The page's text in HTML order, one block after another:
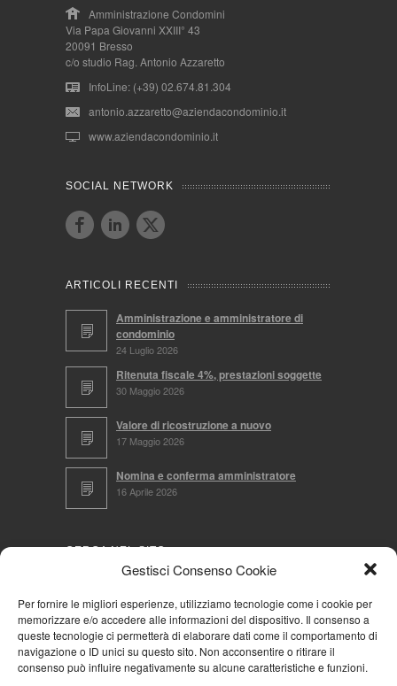
Gestisci Consenso Cookie
Per fornire le migliori esperienze, utilizziamo tecnologie come i cookie per
memorizzare e/o accedere alle informazioni del dispositivo. Il consenso a
queste tecnologie ci permetterà di elaborare dati come il comportamento di
navigazione o ID unici su questo sito. Non acconsentire o ritirare il
consenso può influire negativamente su alcune caratteristiche e funzioni.
Amministrazione Condomini
Via Papa Giovanni XXIII° 43
20091 Bresso
c/o studio Rag. Antonio Azzaretto
InfoLine: (+39) 02.674.81.304
antonio.azzaretto@aziendacondominio.it
www.aziendacondominio.it
SOCIAL NETWORK
ARTICOLI RECENTI
Amministrazione e amministratore di
condominio
24 Luglio 2026
Ritenuta fiscale 4%, prestazioni soggette
30 Maggio 2026
Valore di ricostruzione a nuovo
17 Maggio 2026
Nomina e conferma amministratore
16 Aprile 2026
CERCA NEL SITO
NAVIGA PER
Mappa completa